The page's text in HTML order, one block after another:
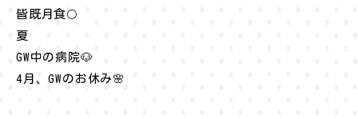
皆既月食🌕
夏
GW中の病院🐶
4月、GWのお休み🌸